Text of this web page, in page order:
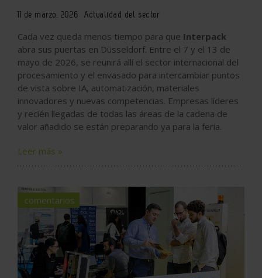
11 de marzo, 2026 Actualidad del sector
Cada vez queda menos tiempo para que Interpack
abra sus puertas en Düsseldorf. Entre el 7 y el 13 de
mayo de 2026, se reunirá allí el sector internacional del
procesamiento y el envasado para intercambiar puntos
de vista sobre IA, automatización, materiales
innovadores y nuevas competencias. Empresas líderes
y recién llegadas de todas las áreas de la cadena de
valor añadido se están preparando ya para la feria.
Leer más »
comentarios